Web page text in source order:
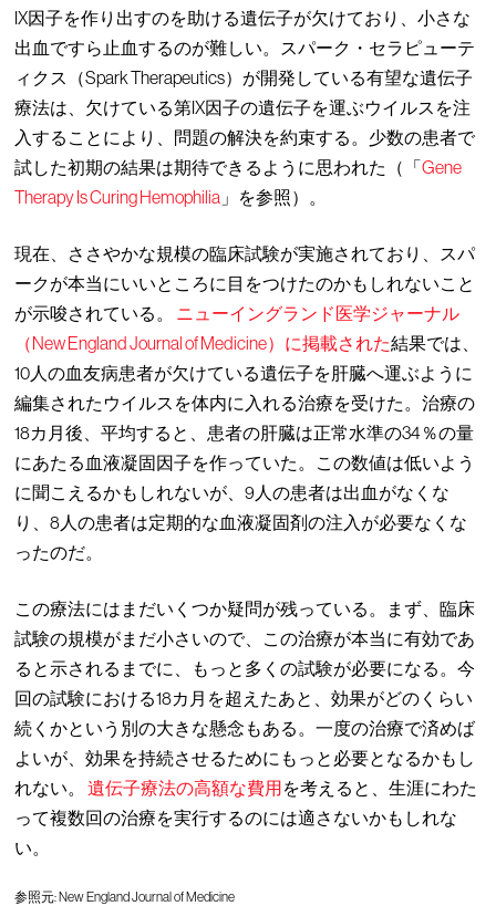
IX因子を作り出すのを助ける遺伝子が欠けており、小さな
出血ですら止血するのが難しい。スパーク・セラピューテ
ィクス（Spark Therapeutics）が開発している有望な遺伝子
療法は、欠けている第IX因子の遺伝子を運ぶウイルスを注
入することにより、問題の解決を約束する。少数の患者で
試した初期の結果は期待できるように思われた（「Gene
Therapy Is Curing Hemophilia 」を参照）。
現在、ささやかな規模の臨床試験が実施されており、スパ
ークが本当にいいところに目をつけたのかもしれないこと
が示唆されている。
ニューイングランド医学ジャーナル
（New England Journal of Medicine）に掲載された結果では、
10人の血友病患者が欠けている遺伝子を肝臓へ運ぶように
編集されたウイルスを体内に入れる治療を受けた。治療の
18カ月後、平均すると、患者の肝臓は正常水準の34％の量
にあたる血液凝固因子を作っていた。この数値は低いよう
に聞こえるかもしれないが、9人の患者は出血がなくな
り、8人の患者は定期的な血液凝固剤の注入が必要なくな
ったのだ。
この療法にはまだいくつか疑問が残っている。まず、臨床
試験の規模がまだ小さいので、この治療が本当に有効であ
ると示されるまでに、もっと多くの試験が必要になる。今
回の試験における18カ月を超えたあと、効果がどのくらい
続くかという別の大きな懸念もある。一度の治療で済めば
よいが、効果を持続させるためにもっと必要となるかもし
れない。遺伝子療法の高額な費用を考えると、生涯にわた
って複数回の治療を実行するのには適さないかもしれな
い。
参照元: New England Journal of Medicine